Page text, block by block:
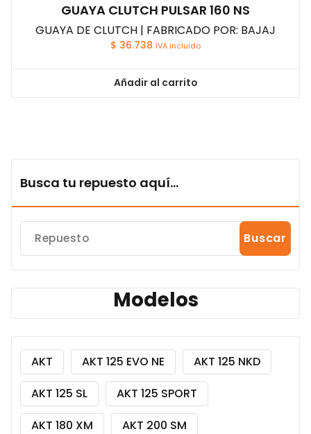
GUAYA CLUTCH PULSAR 160 NS
GUAYA DE CLUTCH | FABRICADO POR: BAJAJ
$ 36.738 IVA incluido
Añadir al carrito
Busca tu repuesto aquí...
Buscar
Modelos
AKT AKT 125 EVO NE
AKT 125 NKD
AKT 125 SL
AKT 125 SPORT
AKT 180 XM
AKT 200 SM